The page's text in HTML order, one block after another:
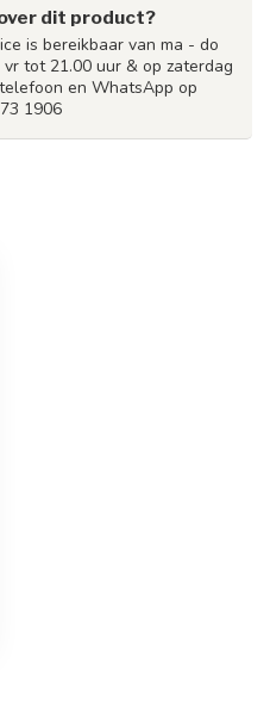
dit product?
is bereikbaar van ma - do
tot 21.00 uur & op zaterdag
en WhatsApp op
1906